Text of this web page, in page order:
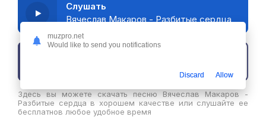
Слушать
Вячеслав Макаров - Разбитые сердца
Здесь вы можете скачать песню Вячеслав Макаров -
Разбитые сердца в хорошем качестве или слушайте ее
бесплатнов любое удобное время
muzpro.net
Would like to send you notifications
Discard Allow